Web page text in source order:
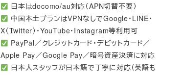
日本はdocomo/au対応（APN切替不要）
中国本土プランはVPNなしでGoogle・LINE・
X（Twitter）・YouTube・Instagram等利用可
PayPal／クレジットカード・デビットカード／
Apple Pay／Google Pay／暗号資産決済に対応
日本人スタッフが日本語で丁寧に対応（英語も